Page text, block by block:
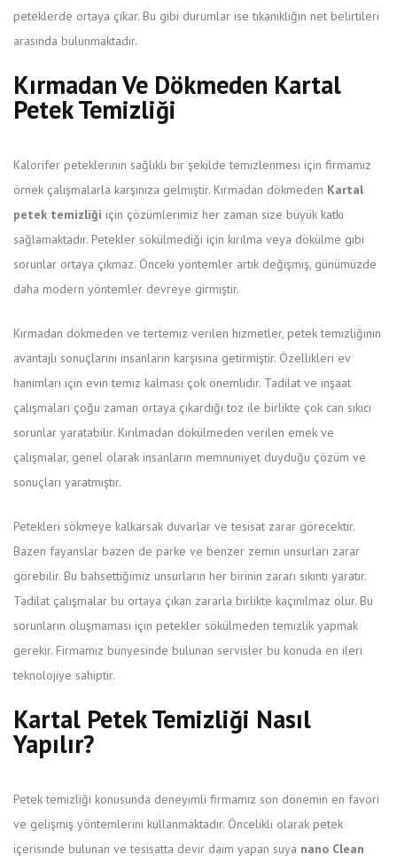
peteklerde ortaya çıkar. Bu gibi durumlar ise tıkanıklığın net belirtileri
arasında bulunmaktadır.
Kırmadan Ve Dökmeden Kartal
Petek Temizliği
Kalorifer peteklerinin sağlıklı bir şekilde temizlenmesi için firmamız
örnek çalışmalarla karşınıza gelmiştir. Kırmadan dökmeden Kartal
petek temizliği için çözümlerimiz her zaman size büyük katkı
sağlamaktadır. Petekler sökülmediği için kırılma veya dökülme gibi
sorunlar ortaya çıkmaz. Önceki yöntemler artık değişmiş, günümüzde
daha modern yöntemler devreye girmiştir.
Kırmadan dökmeden ve tertemiz verilen hizmetler, petek temizliğinin
avantajlı sonuçlarını insanların karşısına getirmiştir. Özellikleri ev
hanımları için evin temiz kalması çok önemlidir. Tadilat ve inşaat
çalışmaları çoğu zaman ortaya çıkardığı toz ile birlikte çok can sıkıcı
sorunlar yaratabilir. Kırılmadan dökülmeden verilen emek ve
çalışmalar, genel olarak insanların memnuniyet duyduğu çözüm ve
sonuçları yaratmıştır.
Petekleri sökmeye kalkarsak duvarlar ve tesisat zarar görecektir.
Bazen fayanslar bazen de parke ve benzer zemin unsurları zarar
görebilir. Bu bahsettiğimiz unsurların her birinin zararı sıkıntı yaratır.
Tadilat çalışmalar bu ortaya çıkan zararla birlikte kaçınılmaz olur. Bu
sorunların oluşmaması için petekler sökülmeden temizlik yapmak
gerekir. Firmamız bünyesinde bulunan servisler bu konuda en ileri
teknolojiye sahiptir.
Kartal Petek Temizliği Nasıl
Yapılır?
Petek temizliği konusunda deneyimli firmamız son dönemin en favori
ve gelişmiş yöntemlerini kullanmaktadır. Öncelikli olarak petek
içerisinde bulunan ve tesisatta devir daim yapan suya nano Clean